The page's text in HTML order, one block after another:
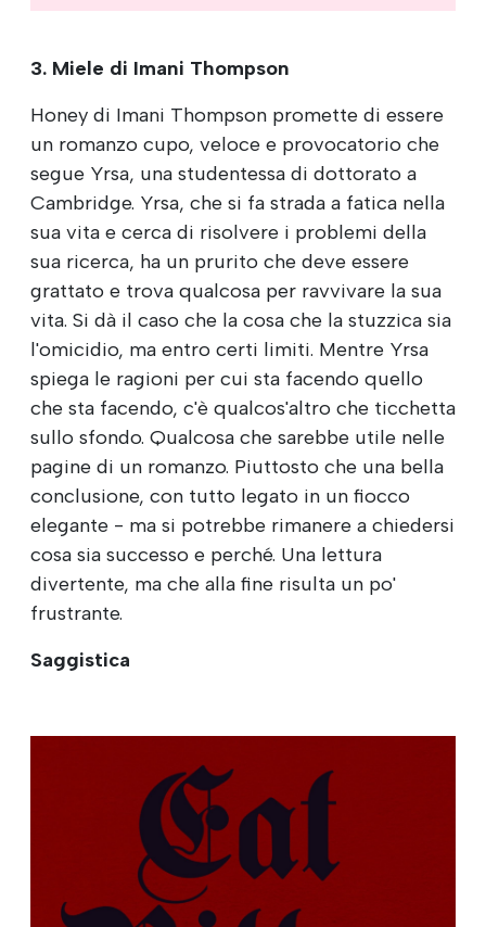
3. Miele di Imani Thompson
Honey di Imani Thompson promette di essere
un romanzo cupo, veloce e provocatorio che
segue Yrsa, una studentessa di dottorato a
Cambridge. Yrsa, che si fa strada a fatica nella
sua vita e cerca di risolvere i problemi della
sua ricerca, ha un prurito che deve essere
grattato e trova qualcosa per ravvivare la sua
vita. Si dà il caso che la cosa che la stuzzica sia
l'omicidio, ma entro certi limiti. Mentre Yrsa
spiega le ragioni per cui sta facendo quello
che sta facendo, c'è qualcos'altro che ticchetta
sullo sfondo. Qualcosa che sarebbe utile nelle
pagine di un romanzo. Piuttosto che una bella
conclusione, con tutto legato in un fiocco
elegante - ma si potrebbe rimanere a chiedersi
cosa sia successo e perché. Una lettura
divertente, ma che alla fine risulta un po'
frustrante.
Saggistica